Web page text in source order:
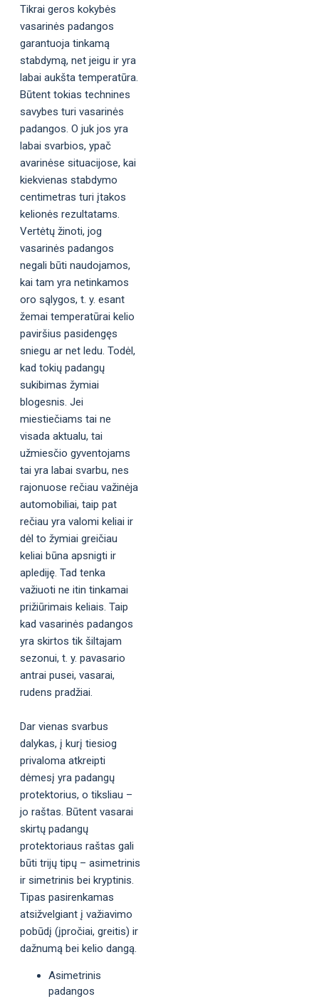
Tikrai geros kokybės
vasarinės padangos
garantuoja tinkamą
stabdymą, net jeigu ir yra
labai aukšta temperatūra.
Būtent tokias technines
savybes turi vasarinės
padangos. O juk jos yra
labai svarbios, ypač
avarinėse situacijose, kai
kiekvienas stabdymo
centimetras turi įtakos
kelionės rezultatams.
Vertėtų žinoti, jog
vasarinės padangos
negali būti naudojamos,
kai tam yra netinkamos
oro sąlygos, t. y. esant
žemai temperatūrai kelio
paviršius pasidengęs
sniegu ar net ledu. Todėl,
kad tokių padangų
sukibimas žymiai
blogesnis. Jei
miestiečiams tai ne
visada aktualu, tai
užmiesčio gyventojams
tai yra labai svarbu, nes
rajonuose rečiau važinėja
automobiliai, taip pat
rečiau yra valomi keliai ir
dėl to žymiai greičiau
keliai būna apsnigti ir
aplediję. Tad tenka
važiuoti ne itin tinkamai
prižiūrimais keliais. Taip
kad vasarinės padangos
yra skirtos tik šiltajam
sezonui, t. y. pavasario
antrai pusei, vasarai,
rudens pradžiai.
Dar vienas svarbus
dalykas, į kurį tiesiog
privaloma atkreipti
dėmesį yra padangų
protektorius, o tiksliau –
jo raštas. Būtent vasarai
skirtų padangų
protektoriaus raštas gali
būti trijų tipų – asimetrinis
ir simetrinis bei kryptinis.
Tipas pasirenkamas
atsižvelgiant į važiavimo
pobūdį (įpročiai, greitis) ir
dažnumą bei kelio dangą.
Asimetrinis
padangos